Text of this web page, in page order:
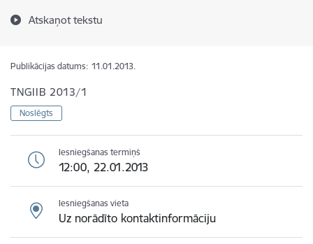
Atskaņot tekstu
Publikācijas datums: 11.01.2013.
TNGIIB 2013/1
Noslēgts
Iesniegšanas termiņš
12:00, 22.01.2013
Iesniegšanas vieta
Uz norādīto kontaktinformāciju